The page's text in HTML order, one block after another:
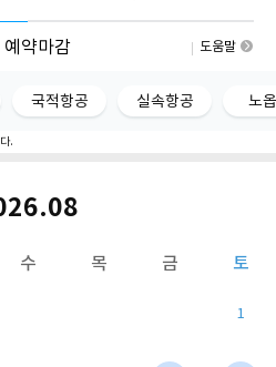
예약마감 도움말
국적항공 실속항공 노
.
수 목 금 토
1